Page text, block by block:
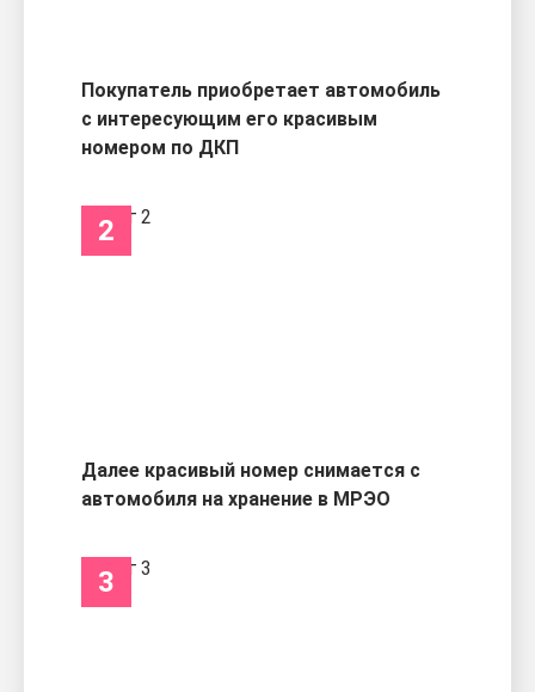
Покупатель приобретает автомобиль
с интересующим его красивым
номером по ДКП
2
Далее красивый номер снимается с
автомобиля на хранение в МРЭО
3